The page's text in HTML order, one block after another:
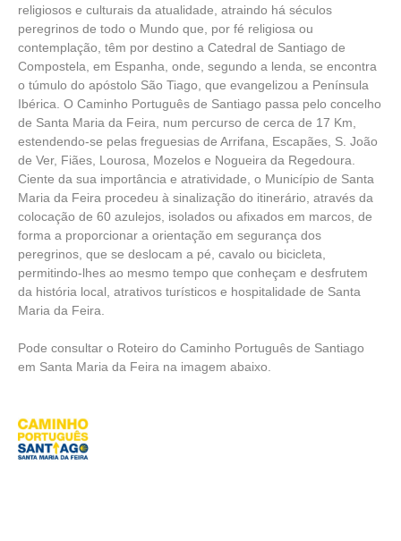
religiosos e culturais da atualidade, atraindo há séculos
peregrinos de todo o Mundo que, por fé religiosa ou
contemplação, têm por destino a Catedral de Santiago de
Compostela, em Espanha, onde, segundo a lenda, se encontra
o túmulo do apóstolo São Tiago, que evangelizou a Península
Ibérica. O Caminho Português de Santiago passa pelo concelho
de Santa Maria da Feira, num percurso de cerca de 17 Km,
estendendo-se pelas freguesias de Arrifana, Escapães, S. João
de Ver, Fiães, Lourosa, Mozelos e Nogueira da Regedoura.
Ciente da sua importância e atratividade, o Município de Santa
Maria da Feira procedeu à sinalização do itinerário, através da
colocação de 60 azulejos, isolados ou afixados em marcos, de
forma a proporcionar a orientação em segurança dos
peregrinos, que se deslocam a pé, cavalo ou bicicleta,
permitindo-lhes ao mesmo tempo que conheçam e desfrutem
da história local, atrativos turísticos e hospitalidade de Santa
Maria da Feira.
Pode consultar o Roteiro do Caminho Português de Santiago
em Santa Maria da Feira na imagem abaixo.